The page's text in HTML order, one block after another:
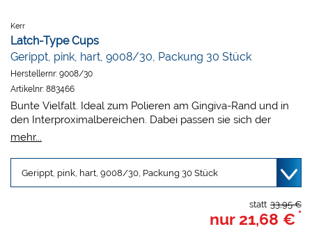
Kerr
Latch-Type Cups
Gerippt, pink, hart, 9008/30, Packung 30 Stück
Herstellernr: 9008/30
Artikelnr: 883466
Bunte Vielfalt. Ideal zum Polieren am Gingiva-Rand und in
den Interproximalbereichen. Dabei passen sie sich der
Zahnkontur an und erreichen auch schwer zugängliche
verschiedenen Formen und Härtegrade. Alle Prophy Cups
sind latexfrei (nicht Naturlatex) mit einem Kupfer-Zink-
Mandrell.
Die Kerr Einweg Prophy Cups sind verfügbar in
mehr...
33,95 €
statt
nur 21,68 € *